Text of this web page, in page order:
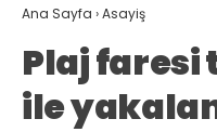
Ana Sayfa ›Asayiş
Plaj faresi
ile